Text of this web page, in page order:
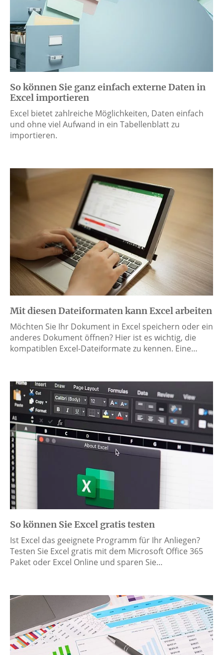
So können Sie ganz einfach externe Daten in
Excel importieren
Excel bietet zahlreiche Möglichkeiten, Daten einfach
und ohne viel Aufwand in ein Tabellenblatt zu
importieren.
Mit diesen Dateiformaten kann Excel arbeiten
Möchten Sie Ihr Dokument in Excel speichern oder ein
anderes Dokument öffnen? Hier ist es wichtig, die
kompatiblen Excel-Dateiformate zu kennen. Eine…
So können Sie Excel gratis testen
Ist Excel das geeignete Programm für Ihr Anliegen?
Testen Sie Excel gratis mit dem Microsoft Office 365
Paket oder Excel Online und sparen Sie…